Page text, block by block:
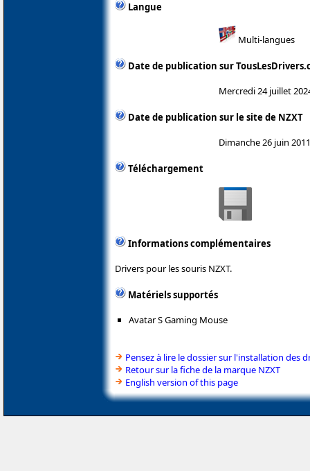
Langue
Multi-langues
Date de publication sur
Mercredi 24 juillet
Date de publication sur le site de NZXT
Dimanche 26 juin 2011
Téléchargement
Informations complémentaires
Drivers pour les souris NZXT.
Matériels supportés
Avatar S Gaming Mouse
Pensez à lire le dossier sur l'installation des
Retour sur la fiche de la marque NZXT
English version of this page